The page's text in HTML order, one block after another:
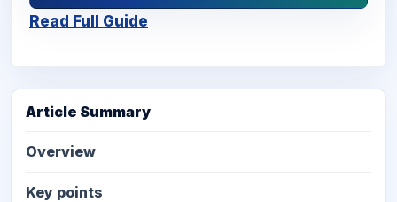
Read Full Guide
Article Summary
Overview
Key points